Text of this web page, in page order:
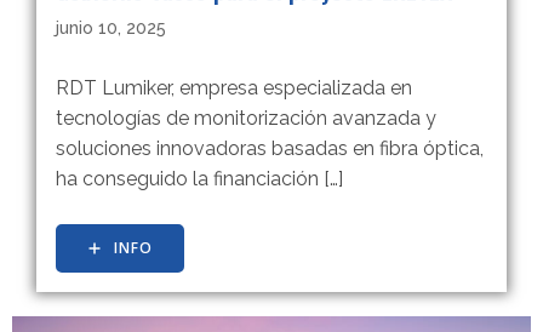
junio 10, 2025
RDT Lumiker, empresa especializada en
tecnologías de monitorización avanzada y
soluciones innovadoras basadas en fibra óptica,
ha conseguido la financiación […]
INFO